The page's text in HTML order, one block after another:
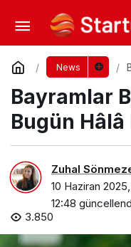
News
Bayramlar
Bugün
Zuhal
10 Haziran
12:48
3.850
Yarık
Beslenme
Yorum Yap